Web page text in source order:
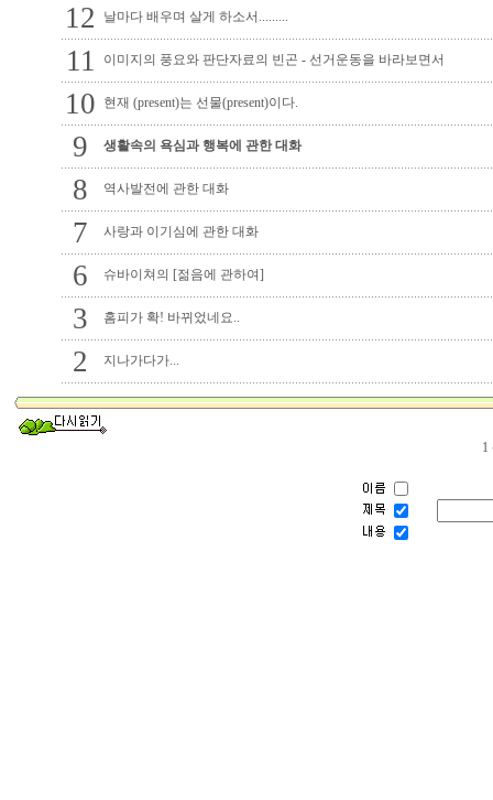
12 날마다 배우며 살게 하소서.........
11 이미지의 풍요와 판단자료의 빈곤 - 선거운동을 바라보면서
10 현재 (present)는 선물(present)이다.
9 생활속의 욕심과 행복에 관한 대화
8 역사발전에 관한 대화
7 사랑과 이기심에 관한 대화
6 슈바이쳐의 [젊음에 관하여]
3 홈피가 확! 바뀌었네요..
2 지나가다가...
1